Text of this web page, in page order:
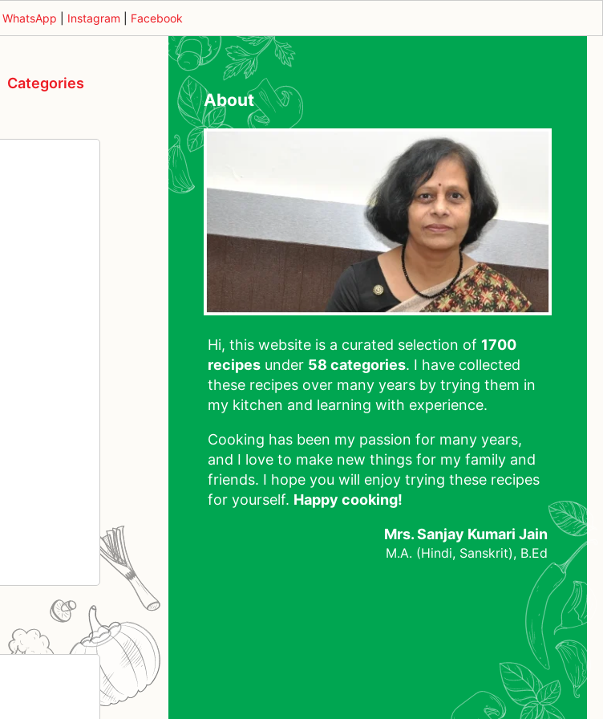
WhatsApp Instagram Facebook
Categories
About
Hi, this website is a curated selection of 1700
recipes under 58 categories. I have collected
these recipes over many years by trying them in
my kitchen and learning with experience.
Cooking has been my passion for many years,
and I love to make new things for my family and
friends. I hope you will enjoy trying these recipes
for yourself. Happy cooking!
Mrs. Sanjay Kumari Jain
M.A. (Hindi, Sanskrit), B.Ed